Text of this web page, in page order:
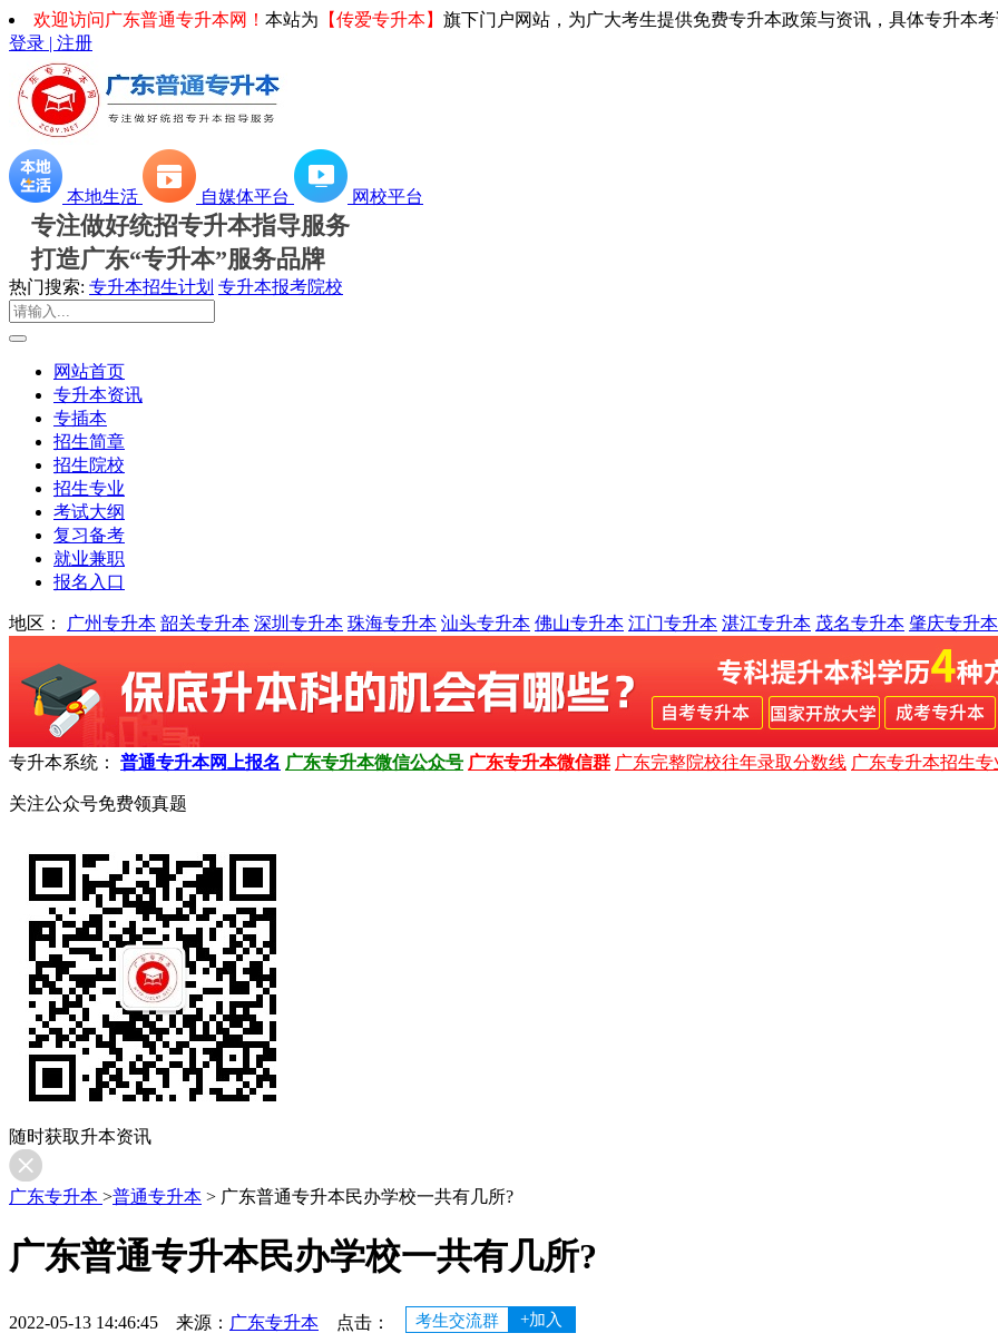
欢迎访问广东普通专升本网！ 本站为 【传爱专升本】 旗下门户网站，为广大考生提供免费专升本政策与资讯，具体专升本考
登录 | 注册
本地生活 自媒体平台 网校平台
专注做好统招专升本指导服务
打造广东“专升本”服务品牌
热门搜索: 专升本招生计划 专升本报考院校
网站首页
专升本资讯
专插本
招生简章
招生院校
招生专业
考试大纲
复习备考
就业兼职
报名入口
地区： 广州专升本 韶关专升本 深圳专升本 珠海专升本 汕头专升本 佛山专升本 江门专升本 湛江专升本 茂名专升本 肇庆专升本
专升本系统： 普通专升本网上报名 广东专升本微信公众号 广东专升本微信群 广东完整院校往年录取分数线 广东专升本招生专
关注公众号免费领真题
随时获取升本资讯
广东专升本 >普通专升本 > 广东普通专升本民办学校一共有几所?
广东普通专升本民办学校一共有几所?
2022-05-13 14:46:45 来源： 广东专升本 点击： 考生交流群 +加入